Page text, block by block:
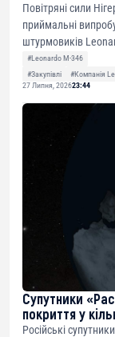
Повітряні сили
приймальні
штурмовиків
#Leonardo M-346
#Закупівлі
#Компанія
27 Липня, 202623:44
Супутники
покриття у
Російські